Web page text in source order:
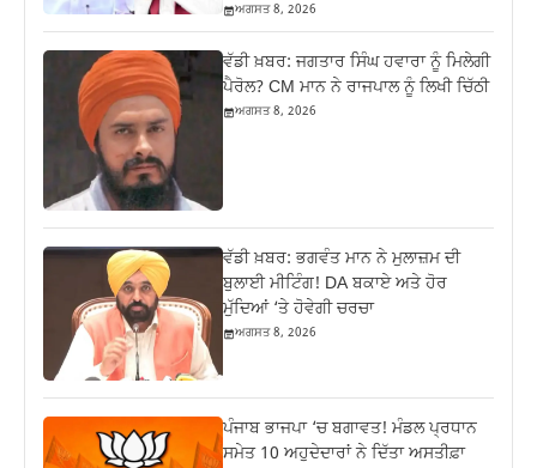
ਅਗਸਤ 8, 2026
ਵੱਡੀ ਖ਼ਬਰ: ਜਗਤਾਰ ਸਿੰਘ ਹਵਾਰਾ ਨੂੰ ਮਿਲੇਗੀ
ਪੈਰੋਲ? CM ਮਾਨ ਨੇ ਰਾਜਪਾਲ ਨੂੰ ਲਿਖੀ ਚਿੱਠੀ
ਅਗਸਤ 8, 2026
ਵੱਡੀ ਖ਼ਬਰ: ਭਗਵੰਤ ਮਾਨ ਨੇ ਮੁਲਾਜ਼ਮ ਦੀ
ਬੁਲਾਈ ਮੀਟਿੰਗ! DA ਬਕਾਏ ਅਤੇ ਹੋਰ
ਮੁੱਦਿਆਂ ‘ਤੇ ਹੋਵੇਗੀ ਚਰਚਾ
ਅਗਸਤ 8, 2026
ਪੰਜਾਬ ਭਾਜਪਾ ‘ਚ ਬਗਾਵਤ! ਮੰਡਲ ਪ੍ਰਧਾਨ
ਸਮੇਤ 10 ਅਹੁਦੇਦਾਰਾਂ ਨੇ ਦਿੱਤਾ ਅਸਤੀਫ਼ਾ